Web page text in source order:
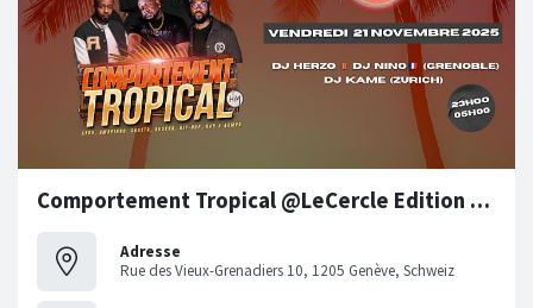
Comportement Tropical @LeCercle Edition Amapiano vs Shatta
Adresse
Rue des Vieux-Grenadiers 10, 1205 Genève, Schweiz